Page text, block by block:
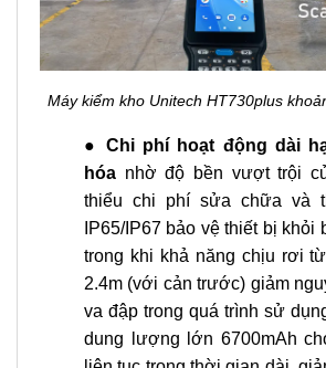
Máy kiểm kho Unitech HT730plus
●Chi phí hoạt động dài
hóa nhờ độ bền vượt trội
thiểu chi phí sửa chữa và
IP65/IP67 bảo vệ thiết bị khỏi
trong khi khả năng chịu rơi
2.4m (với cản trước) giảm
va đập trong quá trình sử
dung lượng lớn 6700mAh